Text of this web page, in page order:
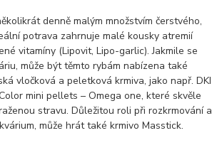
denně malým množstvím čerstvého,
potrava zahrnuje malé kousky atremií
vitamíny (Lipovit, Lipo-garlic). Jakmile se
může být těmto rybám nabízena také
vločková a peletková krmiva, jako např. DKI
mini pellets – Omega one, které skvěle
stravu. Důležitou roli při rozkrmování a
může hrát také krmivo Masstick.